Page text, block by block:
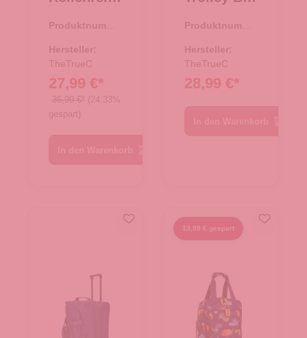
50cm
Berlin 2.0
schwarz
Produktnumme
Hersteller:
TheTrueC
27,99 €*
36,99 €* (24.33%
gespart)
Wheels
60cm
"Collection
Sliema M
Produktnumme
Hersteller:
TheTrueC
28,99 €*
13,99 € gespart